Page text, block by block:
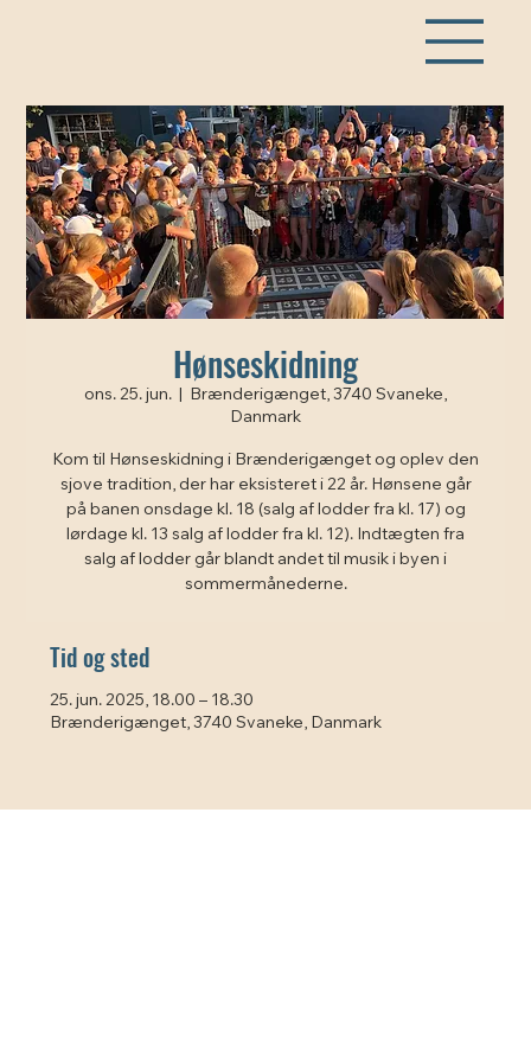
Hønseskidning
ons. 25. jun.
Brænderigænget, 3740 Svaneke,
Danmark
Kom til Hønseskidning i Brænderigænget og oplev den
sjove tradition, der har eksisteret i 22 år. Hønsene går
på banen onsdage kl. 18 (salg af lodder fra kl. 17) og
lørdage kl. 13 salg af lodder fra kl. 12). Indtægten fra
salg af lodder går blandt andet til musik i byen i
sommermånederne.
Tid og sted
25. jun. 2025, 18.00 – 18.30
Brænderigænget, 3740 Svaneke, Danmark